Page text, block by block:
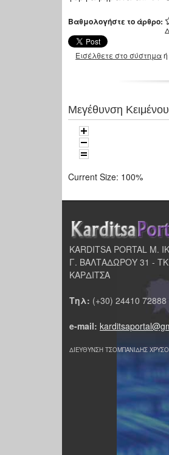
Βαθμολογήστε το άρθρο:
Εισέλθετε στο σύστημαή
Μεγέθυνση Κειμένου
Current Size: 100%
KARDITSA PORTAL Μ.
Γ. ΒΑΛΤΑΔΩΡΟΥ 31 -
ΚΑΡΔΙΤΣΑ
Τηλ: (+30) 24410 72888
e-mail:
ΔΙΕΥΘΥΝΣΗ ΤΣΟΜΠΑΝΙΔΗΣ